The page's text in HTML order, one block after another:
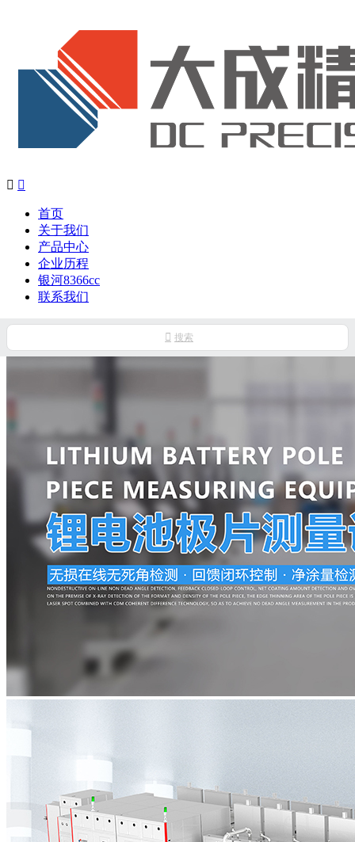
 
首页
关于我们
产品中心
企业历程
银河8366cc
联系我们
 搜索